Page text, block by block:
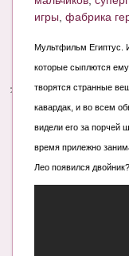
БЛОГИ
Календарь
Энциклопедия
МАМИНА
Энциклопедия
игры фабрика
Мультфильм Египтус.
которые сыплются ему
творятся странные
кавардак, и во всем
видели его за порчей
время прилежно
Лео появился